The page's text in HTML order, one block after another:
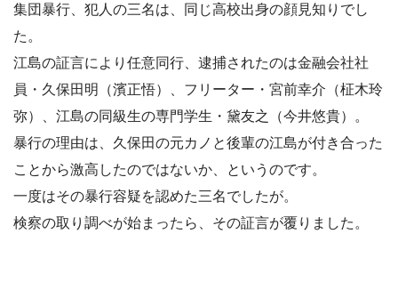
集団暴行、犯人の三名は、同じ高校出身の顔見知りでし
た。
江島の証言により任意同行、逮捕されたのは金融会社社
員・久保田明（濱正悟）、フリーター・宮前幸介（柾木玲
弥）、江島の同級生の専門学生・黛友之（今井悠貴）。
暴行の理由は、久保田の元カノと後輩の江島が付き合った
ことから激高したのではないか、というのです。
一度はその暴行容疑を認めた三名でしたが。
検察の取り調べが始まったら、その証言が覆りました。